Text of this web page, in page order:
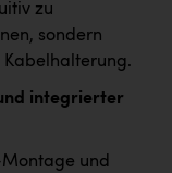
zu
sondern
integrierter
und